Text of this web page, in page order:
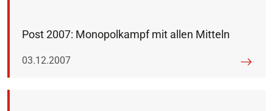
Post 2007: Monopolkampf mit allen Mitteln
Veröffentlicht am:
03.12.2007